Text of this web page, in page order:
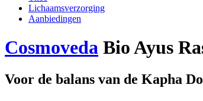
Lichaamsverzorging
Aanbiedingen
Cosmoveda Bio Ayus
Voor de balans van de Kapha